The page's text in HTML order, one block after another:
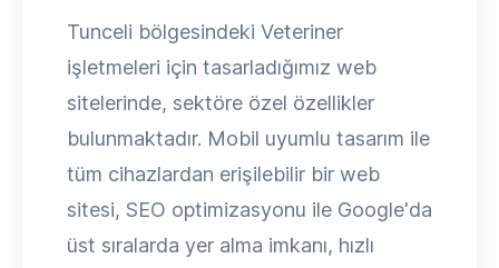
Tunceli bölgesindeki Veteriner
işletmeleri için tasarladığımız web
sitelerinde, sektöre özel özellikler
bulunmaktadır. Mobil uyumlu tasarım ile
tüm cihazlardan erişilebilir bir web
sitesi, SEO optimizasyonu ile Google'da
üst sıralarda yer alma imkanı, hızlı